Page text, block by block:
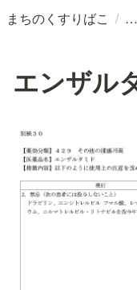
まちのくすりばこ /
エンザル